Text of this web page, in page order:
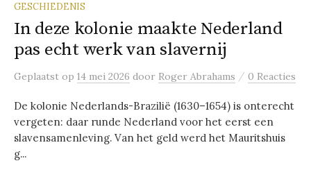
GESCHIEDENIS
In deze kolonie maakte Nederland
pas echt werk van slavernij
Geplaatst op 14 mei 2026 door Roger Abrahams / 0 Reacties
De kolonie Nederlands-Brazilië (1630–1654) is onterecht
vergeten: daar runde Nederland voor het eerst een
slavensamenleving. Van het geld werd het Mauritshuis
g...